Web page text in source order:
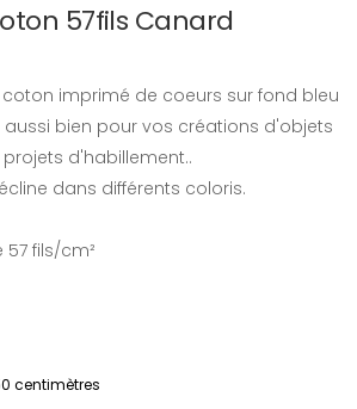
57fils Canard
coton imprimé de coeurs sur fond bleu
bien pour vos créations d'objets
d'habillement..
dans différents coloris.
fils/cm²
centimètres